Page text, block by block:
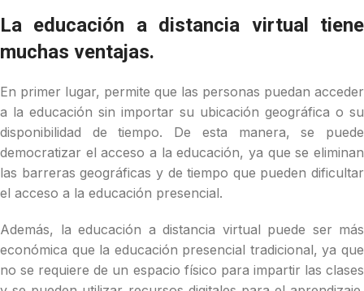
La educación a distancia virtual tiene
muchas ventajas.
En primer lugar, permite que las personas puedan acceder
a la educación sin importar su ubicación geográfica o su
disponibilidad de tiempo. De esta manera, se puede
democratizar el acceso a la educación, ya que se eliminan
las barreras geográficas y de tiempo que pueden dificultar
el acceso a la educación presencial.
Además, la educación a distancia virtual puede ser más
económica que la educación presencial tradicional, ya que
no se requiere de un espacio físico para impartir las clases